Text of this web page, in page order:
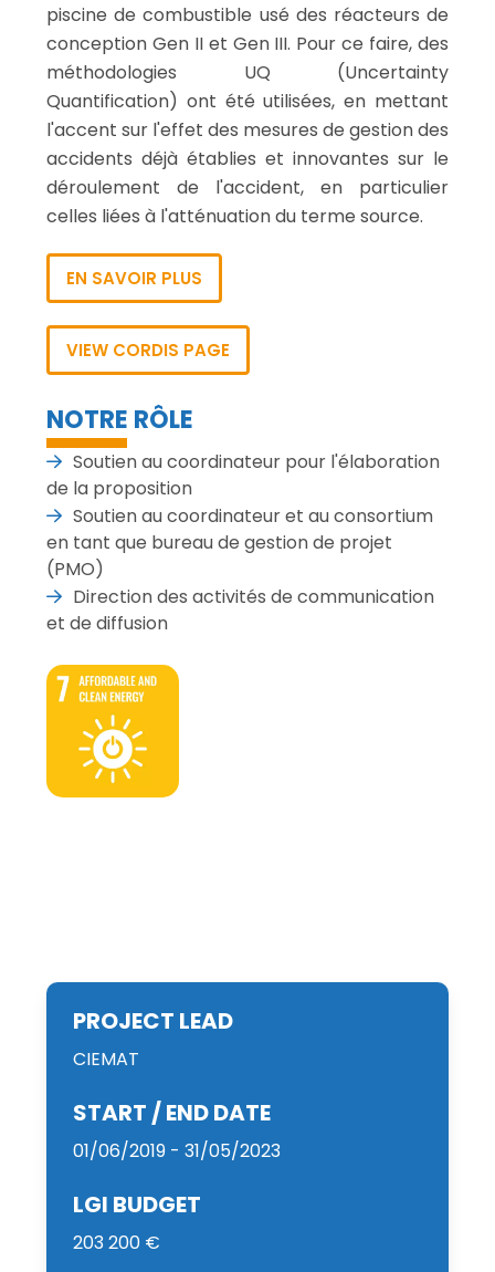
piscine de combustible usé des réacteurs de
conception Gen II et Gen III. Pour ce faire, des
méthodologies UQ (Uncertainty
Quantification) ont été utilisées, en mettant
l'accent sur l'effet des mesures de gestion des
accidents déjà établies et innovantes sur le
déroulement de l'accident, en particulier
celles liées à l'atténuation du terme source.
EN SAVOIR PLUS
VIEW CORDIS PAGE
NOTRE RÔLE
Soutien au coordinateur pour l'élaboration
de la proposition
Soutien au coordinateur et au consortium
en tant que bureau de gestion de projet
(PMO)
Direction des activités de communication
et de diffusion
PROJECT LEAD
CIEMAT
START / END DATE
01/06/2019 - 31/05/2023
LGI BUDGET
203 200 €